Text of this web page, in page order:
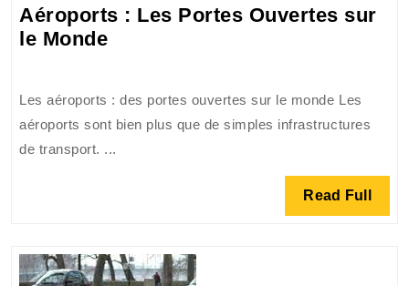
Aéroports : Les Portes Ouvertes sur
le MondeAéroports
Portes
Ouvertes
sur
Les aéroports : des portes ouvertes sur le monde Les
aéroports sont bien plus que de simples infrastructures
de transport. ...
Read Full Read
Full